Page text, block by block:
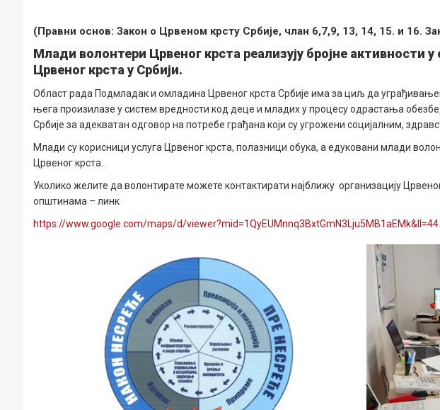
(Правни основ: Закон о Црвеном крсту Србије, члан 6,7,9, 13, 14, 15. и 16.
Млади волонтери Црвеног крста реализују бројне активности
Црвеног крста у Србији.
Област рада Подмладак и омладина Црвеног крста Србије има за циљ да
њега произилазе у систем вредности код деце и младих у процесу одрастања
Србије за адекватан одговор на потребе грађана који су угрожени социјалним,
Млади су корисници услуга Црвеног крста, полазници обука, а едуковани млади
Црвеног крста.
Уколико желите да волонтирате можете контактирати најближу организацију
општинама – линк
https://www.google.com/maps/d/